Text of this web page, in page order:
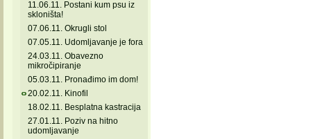
11.06.11. Postani kum psu iz
skloništa!
07.06.11. Okrugli stol
07.05.11. Udomljavanje je fora
24.03.11. Obavezno
mikročipiranje
05.03.11. Pronađimo im dom!
20.02.11. Kinofil
18.02.11. Besplatna kastracija
27.01.11. Poziv na hitno
udomljavanje